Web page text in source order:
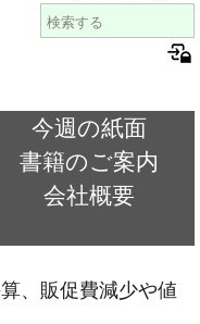
今週の紙面
書籍のご案内
会社概要
、販促費減少や値